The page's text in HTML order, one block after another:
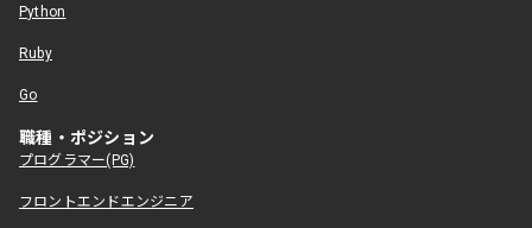
Python
Ruby
Go
職種・ポジション
プログラマー(PG)
フロントエンドエンジニア